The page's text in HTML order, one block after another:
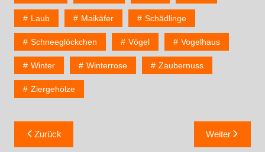
Laub Maikäfer Schädlinge
Schneeglöckchen Vögel Vogelhaus
Winter Winterrose Zaubernuss
Ziergehölze
Zurück Weiter